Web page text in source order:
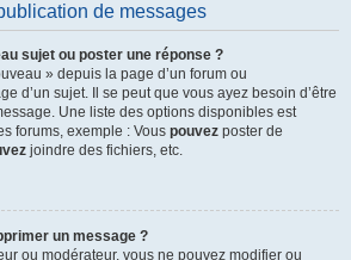
de messages
sujet ou poster une réponse ?
» depuis la page d’un forum ou
d’un sujet. Il se peut que vous ayez besoin d’être
Une liste des options disponibles est
forums, exemple : Vous pouvez poster de
joindre des fichiers, etc.
un message ?
ou modérateur, vous ne pouvez modifier ou